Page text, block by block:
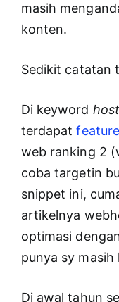
masih
konten.
Sedikit catatan
Di keyword
terdapat
web ranking 2
coba targetin
snippet ini,
artikelnya
optimasi
punya sy masih
Di awal tahun